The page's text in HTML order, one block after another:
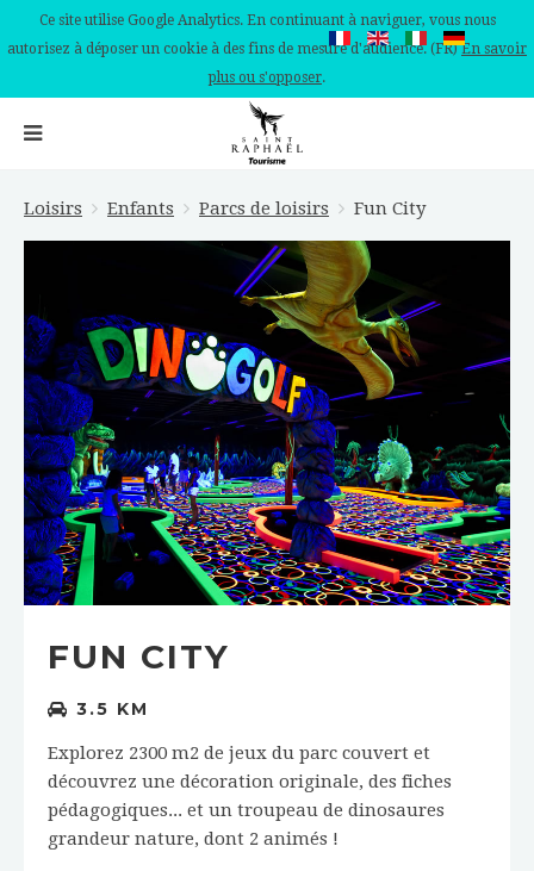
Ce site utilise Google Analytics. En continuant à naviguer, vous nous
autorisez à déposer un cookie à des fins de mesure d'audience. (FR)En savoir
plus ou s'opposer.
Loisirs Enfants Parcs de loisirs Fun City
FUN CITY
3.5 KM
Explorez 2300 m2 de jeux du parc couvert et
découvrez une décoration originale, des fiches
pédagogiques... et un troupeau de dinosaures
grandeur nature, dont 2 animés !